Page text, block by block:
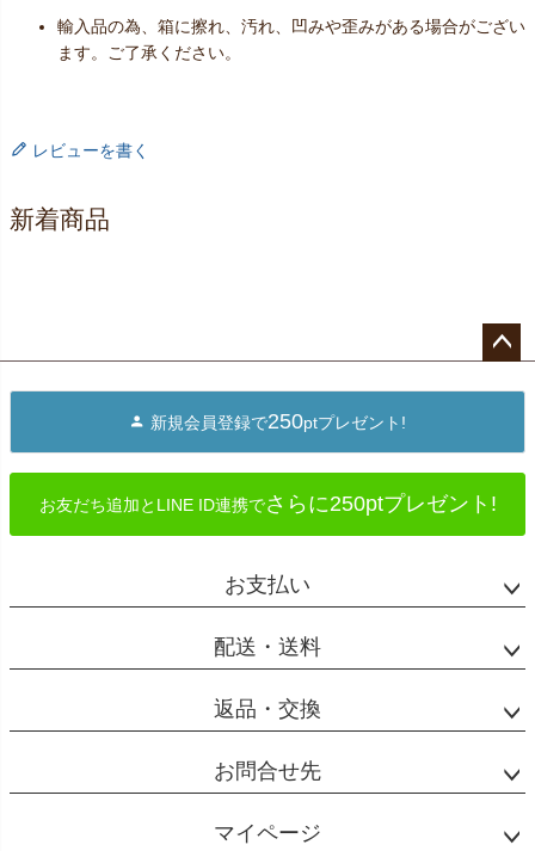
輸入品の為、箱に擦れ、汚れ、凹みや歪みがある場合がござい
ます。ご了承ください。
レビューを書く
新着商品
へ
新規会員登録で250ptプレゼント!
お友だち追加とLINE ID連携でさらに250ptプレゼント!
お支払い
配送・送料
返品・交換
お問合せ先
マイページ